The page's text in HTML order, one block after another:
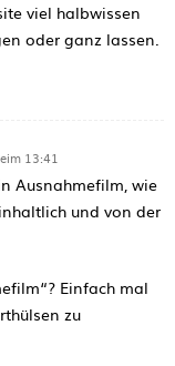
viel halbwissen
oder ganz lassen.
13:41
Ausnahmefilm, wie
und von der
Einfach mal
zu